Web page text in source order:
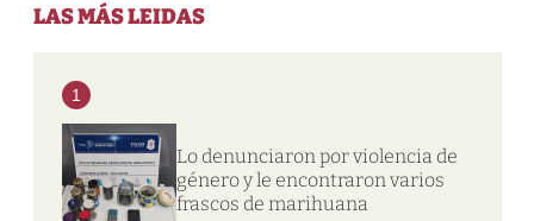
LAS MÁS LEIDAS
1
Lo denunciaron por violencia de
género y le encontraron varios
frascos de marihuana